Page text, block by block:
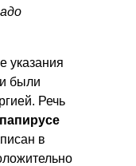
указания
были
Речь
папирусе
в